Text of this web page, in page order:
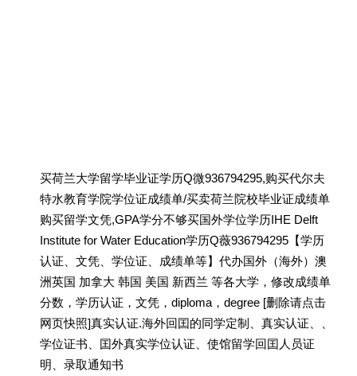
买荷兰大学留学毕业证学历Q微936794295,购买代尔夫
特水教育学院学位证成绩单/买卖荷兰院校毕业证成绩单
购买留学文凭,GPA学分不够买国外学位学历IHE Delft
Institute for Water Education学历Q薇936794295【学历
认证、文凭、学位证、成绩单等】代办国外（海外）澳
洲英国 加拿大 韩国 美国 新西兰 等各大学，修改成绩单
分数，学历认证，文凭，diploma，degree [删除请点击
网页快照]真实认证.海外回囯的同学定制、真实认证、、
学位证书、囯外真实学位认证、使馆留学回囯人员证
明、录取通知书